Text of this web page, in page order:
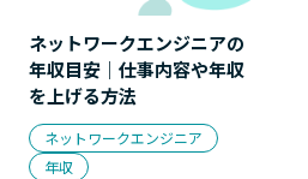
ネットワークエンジニアの
年収目安｜仕事内容や年収
を上げる方法
ネットワークエンジニア
年収